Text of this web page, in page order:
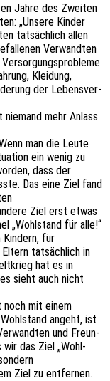
Jahre des Zwei­ten
„Unsere Kinder
tatsäch­lich allen
Verwand­ten
Klei­dung,
der Lebens­ver­
mehr Anlass
man die Leute
ein wenig zu
dass der
Das eine Ziel fand
Ziel erst etwas
„Wohl­stand für alle!“
für
tatsäch­lich in
hat es in
sieht auch nicht
noch mit einem
angeht, ist
und Freun­
wir das Ziel „Wohl­
Ziel zu entfernen.